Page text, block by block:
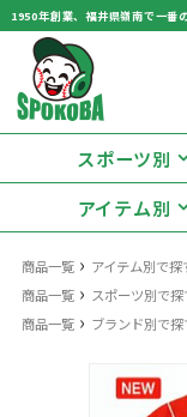
1950年創業、福井県嶺南で一番
スポーツ別
アイテム別
商品一覧 › アイテム別で探
商品一覧 › スポーツ別で探
商品一覧 › ブランド別で探